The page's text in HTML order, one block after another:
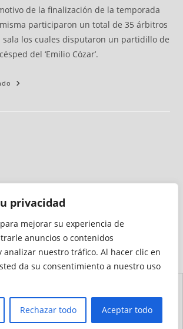
privacidad
mejorar su experiencia de
anuncios o contenidos
analizar nuestro tráfico. Al hacer clic en
da su consentimiento a nuestro uso
Rechazar todo Aceptar todo
de la finalización de la temporada
participaron un total de 35 árbitros
los cuales disputaron un partidillo de
del ‘Emilio Cózar’.
auditado por
Sitio
Cookies
Privacidad